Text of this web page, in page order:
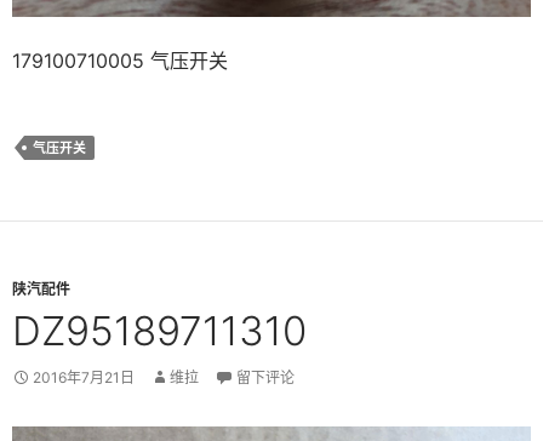
179100710005 气压开关
气压开关
陕汽配件
DZ95189711310
2016年7月21日 维拉 留下评论